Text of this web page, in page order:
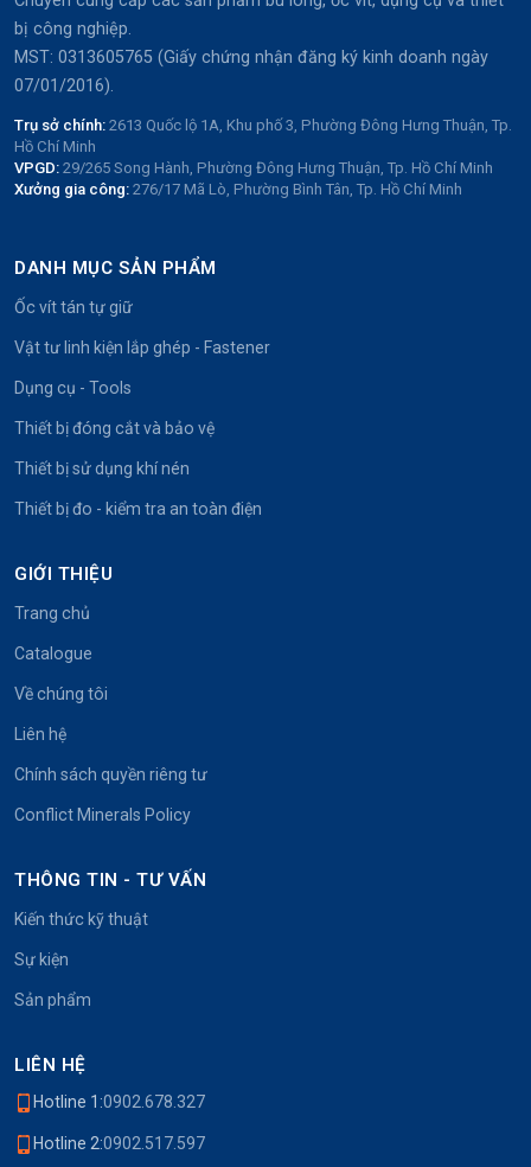
bị công nghiệp.
MST: 0313605765 (Giấy chứng nhận đăng ký kinh doanh ngày
07/01/2016).
Trụ sở chính: 2613 Quốc lộ 1A, Khu phố 3, Phường Đông Hưng Thuận, Tp.
Hồ Chí Minh
VPGD: 29/265 Song Hành, Phường Đông Hưng Thuận, Tp. Hồ Chí Minh
Xưởng gia công: 276/17 Mã Lò, Phường Bình Tân, Tp. Hồ Chí Minh
DANH MỤC SẢN PHẨM
Ốc vít tán tự giữ
Vật tư linh kiện lắp ghép - Fastener
Dụng cụ - Tools
Thiết bị đóng cắt và bảo vệ
Thiết bị sử dụng khí nén
Thiết bị đo - kiểm tra an toàn điện
GIỚI THIỆU
Trang chủ
Catalogue
Về chúng tôi
Liên hệ
Chính sách quyền riêng tư
Conflict Minerals Policy
THÔNG TIN - TƯ VẤN
Kiến thức kỹ thuật
Sự kiện
Sản phẩm
LIÊN HỆ
Hotline 1:0902.678.327
Hotline 2:0902.517.597